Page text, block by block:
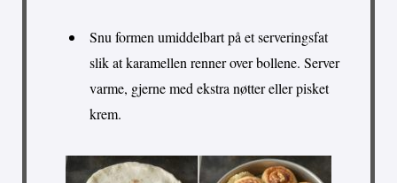
Snu formen umiddelbart på et serveringsfat
slik at karamellen renner over bollene. Server
varme, gjerne med ekstra nøtter eller pisket
krem.